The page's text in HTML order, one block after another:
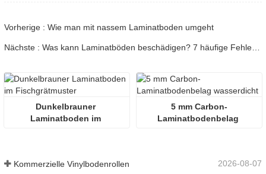
Vorherige : Wie man mit nassem Laminatboden umgeht
Dunkelbrauner
Laminatboden im
5 mm Carbon-
Laminatbodenbelag
Kommerzielle Vinylbodenrollen 2026-08-07